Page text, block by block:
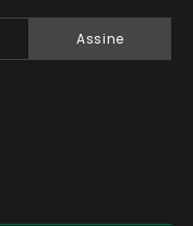
Assine